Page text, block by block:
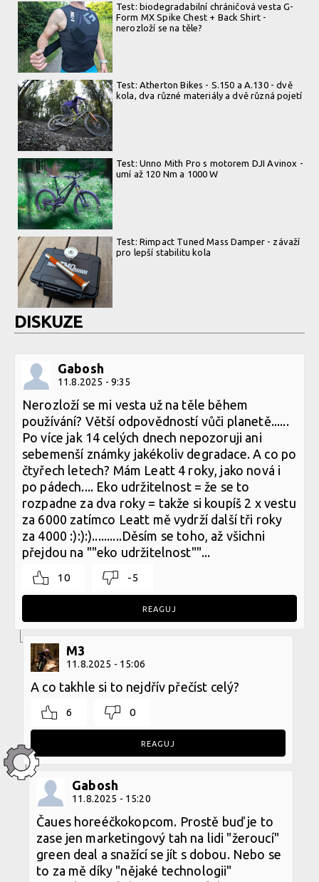
Test: biodegradabilní chráničová vesta G-
Form MX Spike Chest + Back Shirt -
nerozloží se na těle?
Test: Atherton Bikes - S.150 a A.130 - dvě
kola, dva různé materiály a dvě různá pojetí
Test: Unno Mith Pro s motorem DJI Avinox -
umí až 120 Nm a 1000 W
Test: Rimpact Tuned Mass Damper - závaží
pro lepší stabilitu kola
DISKUZE
Gabosh
11.8.2025 - 9:35
Nerozloží se mi vesta už na těle během
používání? Větší odpovědností vůči planetě......
Po více jak 14 celých dnech nepozoruji ani
sebemenší známky jakékoliv degradace. A co po
čtyřech letech? Mám Leatt 4 roky, jako nová i
po pádech.... Eko udržitelnost = že se to
rozpadne za dva roky = takže si koupíš 2 x vestu
za 6000 zatímco Leatt mě vydrží další tři roky
za 4000 :):):)..........Děsím se toho, až všichni
přejdou na ""eko udržitelnost""...
10 -5
REAGUJ
M3
11.8.2025 - 15:06
A co takhle si to nejdřív přečíst celý?
6 0
REAGUJ
Gabosh
11.8.2025 - 15:20
Čaues horeéčkokopcom. Prostě buď je to
zase jen marketingový tah na lidi "žeroucí"
green deal a snažící se jít s dobou. Nebo se
to za mě díky "nějaké technologii"